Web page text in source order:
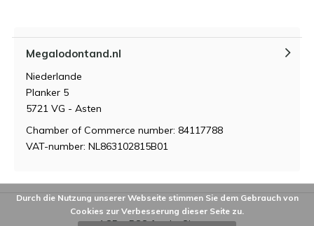
Megalodontand.nl
Niederlande
Planker 5
5721 VG - Asten
Chamber of Commerce number: 84117788
VAT-number: NL863102815B01
Durch die Nutzung unserer Webseite stimmen Sie dem Gebrauch von
Cookies zur Verbesserung dieser Seite zu.